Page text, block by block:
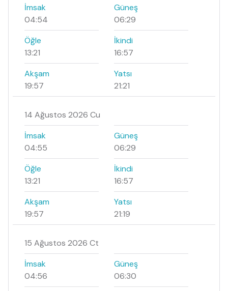
İmsak
04:54
Güneş
06:29
Öğle
13:21
İkindi
16:57
Akşam
19:57
Yatsı
21:21
14 Ağustos 2026 Cu
İmsak
04:55
Güneş
06:29
Öğle
13:21
İkindi
16:57
Akşam
19:57
Yatsı
21:19
15 Ağustos 2026 Ct
İmsak
04:56
Güneş
06:30